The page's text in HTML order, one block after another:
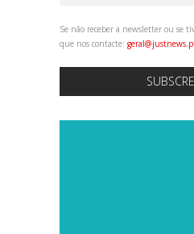
Se não receber a newsletter ou se
que nos contacte: